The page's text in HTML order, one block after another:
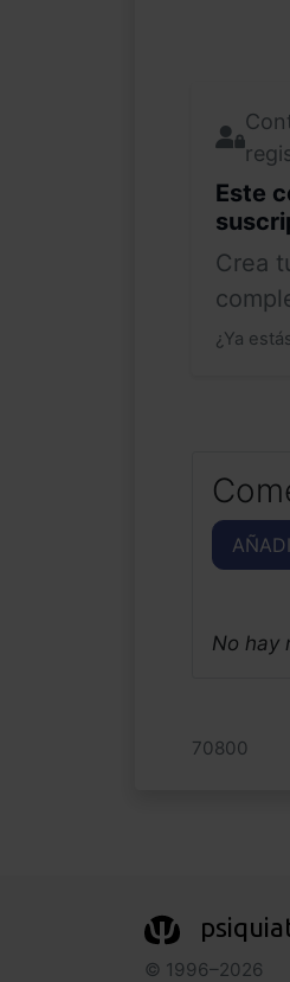
Este
Crea
¿Ya
No hay
70800
© 1996–2026